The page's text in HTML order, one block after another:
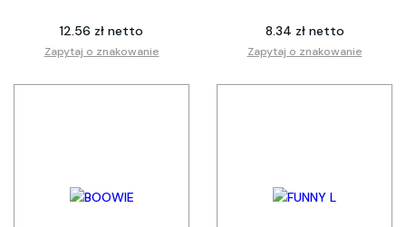
12.56 zł netto
Zapytaj o znakowanie
8.34 zł netto
Zapytaj o znakowanie